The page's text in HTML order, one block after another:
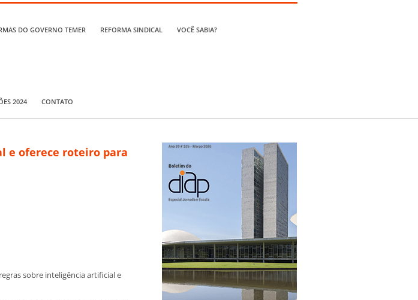
DO GOVERNO TEMER REFORMA SINDICAL VOCÊ SABIA?
2024 CONTATO
e oferece roteiro para
sobre inteligência artificial e